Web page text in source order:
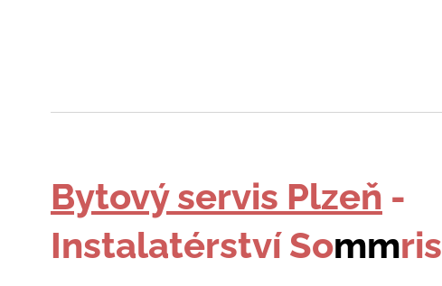
Bytový servis Plzeň -
Instalatérství Sommris